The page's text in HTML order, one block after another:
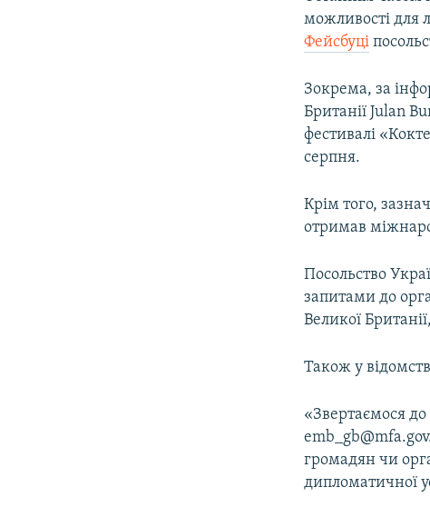
можливості для
Фейсбуці
Зокрема, за
Британії Julan
фестивалі
серпня.
Крім того,
отримав
Посольство
запитами до
Великої
Також у
«Звертаємося
громадян чи
дипломатичної